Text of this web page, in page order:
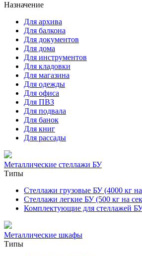
Назначение
Для архива
Для балкона
Для документов
Для дома
Для инструментов
Для кладовки
Для магазина
Для одежды
Для офиса
Для ПВЗ
Для подвала
Для банок
Для книг
Для рассады
Металлические стеллажи БУ
Типы
Стеллажи грузовые БУ (4000 кг
Стеллажи легкие БУ (500 кг на
Комплектующие для стеллажей
Металлические шкафы
Типы